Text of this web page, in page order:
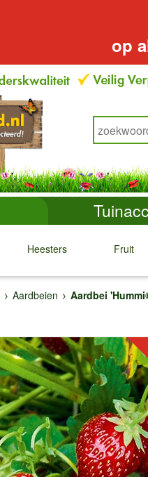
op
Heesters
↓
Fruit
↓
Aardbeien Aardbei